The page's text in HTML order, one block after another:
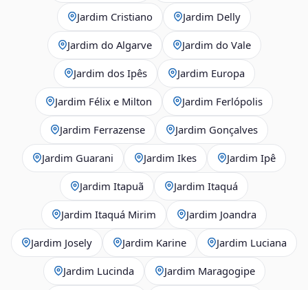
Jardim Cristiano Jardim Delly
Jardim do Algarve Jardim do Vale
Jardim dos Ipês Jardim Europa
Jardim Félix e Milton Jardim Ferlópolis
Jardim Ferrazense Jardim Gonçalves
Jardim Guarani Jardim Ikes Jardim Ipê
Jardim Itapuã Jardim Itaquá
Jardim Itaquá Mirim Jardim Joandra
Jardim Josely Jardim Karine Jardim Luciana
Jardim Lucinda Jardim Maragogipe